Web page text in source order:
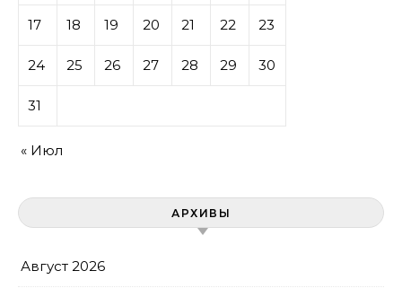
17 18 19 20 21 22 23
24 25 26 27 28 29 30
31
« Июл
АРХИВЫ
Август 2026